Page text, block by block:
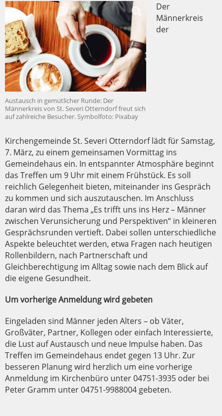
Austausch in gemütlicher Runde: Der
Männerkreis von St. Severi Otterndorf freut sich
auf zahlreiche Besucher. Symbolfoto: Pixabay
Der
Männerkreis
der
Kirchengemeinde St. Severi Otterndorf lädt für Samstag,
7. März, zu einem gemeinsamen Vormittag ins
Gemeindehaus ein. In entspannter Atmosphäre beginnt
das Treffen um 9 Uhr mit einem Frühstück. Es soll
reichlich Gelegenheit bieten, miteinander ins Gespräch
zu kommen und sich auszutauschen. Im Anschluss
daran wird das Thema „Es trifft uns ins Herz – Männer
zwischen Verunsicherung und Perspektiven“ in kleineren
Gesprächsrunden vertieft. Dabei sollen unterschiedliche
Aspekte beleuchtet werden, etwa Fragen nach heutigen
Rollenbildern, nach Partnerschaft und
Gleichberechtigung im Alltag sowie nach dem Blick auf
die eigene Gesundheit.
Um vorherige Anmeldung wird gebeten
Eingeladen sind Männer jeden Alters – ob Väter,
Großväter, Partner, Kollegen oder einfach Interessierte,
die Lust auf Austausch und neue Impulse haben. Das
Treffen im Gemeindehaus endet gegen 13 Uhr. Zur
besseren Planung wird herzlich um eine vorherige
Anmeldung im Kirchenbüro unter 04751-3935 oder bei
Peter Gramm unter 04751-9988004 gebeten.